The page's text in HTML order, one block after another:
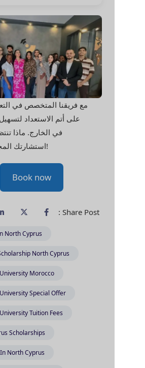
مع فريقنا المتخصص في التعليم، نحن
على أتم الاستعداد لتسهيل دراستك
في الخارج. ماذا تنتظر؟ احجز
Book now
Share Post :
Dentistry In North Cyprus
Medicine Scholarship North Cyprus
Near East University Morocco
Near East University Special Offer
Near East University Tuition Fees
North Cyprus Scholarships
Pharmacy In North Cyprus